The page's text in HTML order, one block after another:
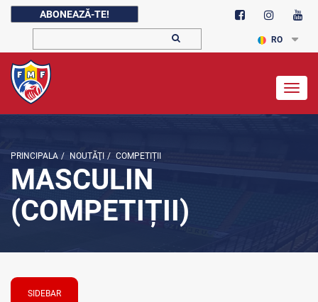
ABONEAZĂ-TE!
RO
PRINCIPALA / NOUTĂŢI / COMPETIȚII
MASCULIN
(COMPETIȚII)
SIDEBAR